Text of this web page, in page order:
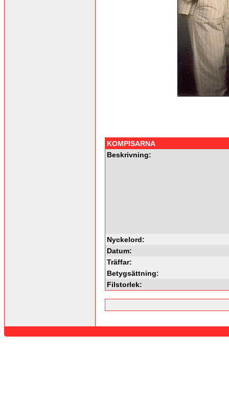
KOMPISARNA
Beskrivning:
Nyckelord:
Datum:
Träffar:
Betygsättning:
Filstorlek: